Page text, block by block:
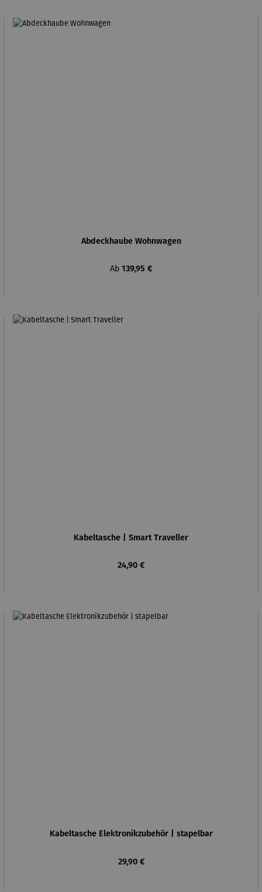
Abdeckhaube Wohnwagen
Regulärer Preis:
Ab 139,95 €
Kabeltasche | Smart Traveller
Regulärer Preis:
24,90 €
Kabeltasche Elektronikzubehör | stapelbar
Regulärer Preis:
29,90 €